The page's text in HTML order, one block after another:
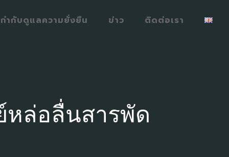
ำกับดูแลความยั่งยืน ข่าว ติดต่อเรา
หล่อลื่นสารพัด